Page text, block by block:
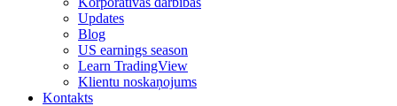
Updates
Blog
US earnings season
Learn TradingView
Klientu noskaņojums
Kontakts